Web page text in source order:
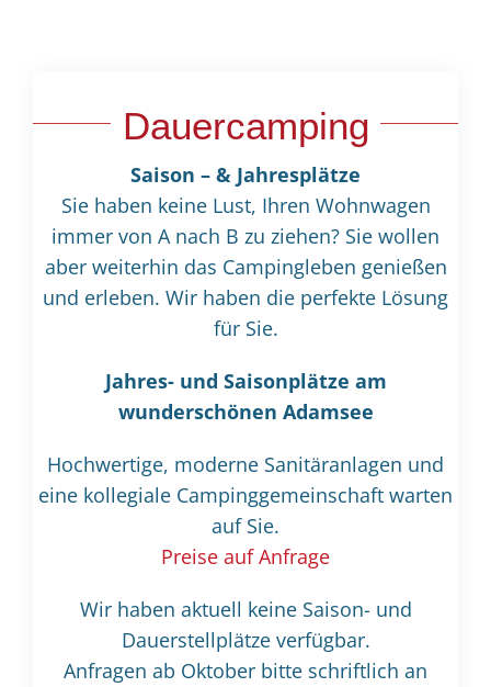
Dauercamping
Saison – & Jahresplätze
Sie haben keine Lust, Ihren Wohnwagen
immer von A nach B zu ziehen? Sie wollen
aber weiterhin das Campingleben genießen
und erleben. Wir haben die perfekte Lösung
für Sie.
Jahres- und Saisonplätze am
wunderschönen Adamsee
Hochwertige, moderne Sanitäranlagen und
eine kollegiale Campinggemeinschaft warten
auf Sie.
Preise auf Anfrage
Wir haben aktuell keine Saison- und
Dauerstellplätze verfügbar.
Anfragen ab Oktober bitte schriftlich an